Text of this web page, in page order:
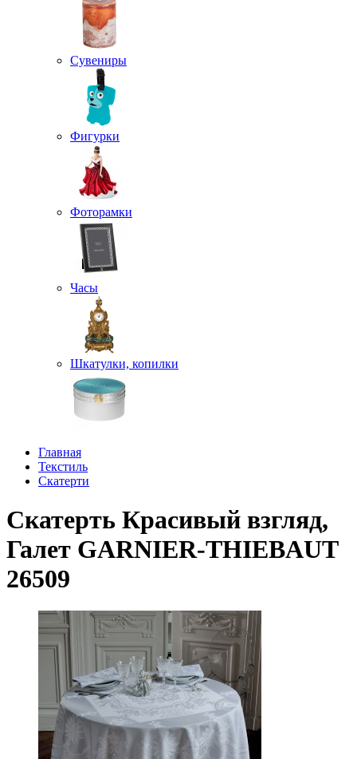
Сувениры
Фигурки
Фоторамки
Часы
Шкатулки, копилки
Главная
Текстиль
Скатерти
Скатерть Красивый взгляд,
Галет GARNIER-THIEBAUT
26509